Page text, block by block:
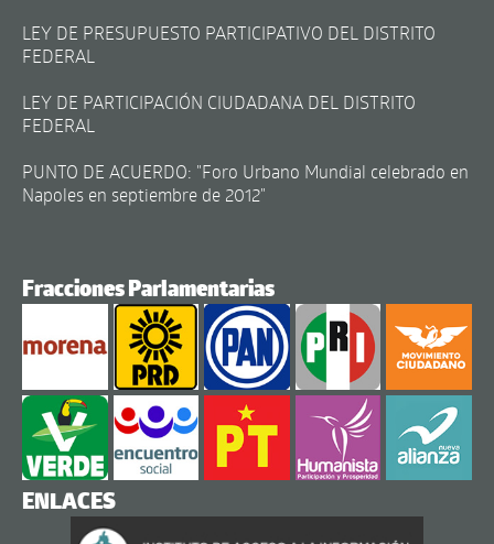
LEY DE PRESUPUESTO PARTICIPATIVO DEL DISTRITO
FEDERAL
LEY DE PARTICIPACIÓN CIUDADANA DEL DISTRITO
FEDERAL
PUNTO DE ACUERDO: "Foro Urbano Mundial celebrado en
Napoles en septiembre de 2012"
Fracciones Parlamentarias
ENLACES